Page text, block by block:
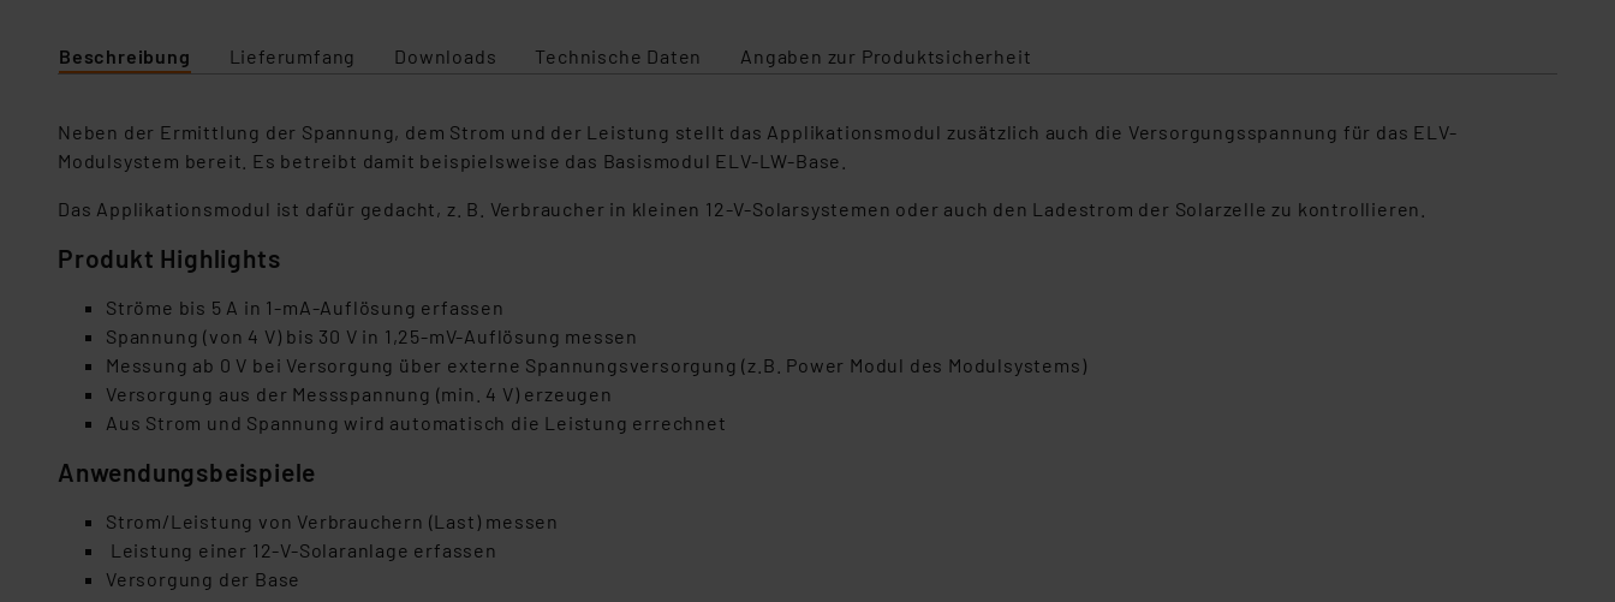
Beschreibung Lieferumfang Downloads Technische Daten Angaben zur Produktsicherheit
Neben der Ermittlung der Spannung, dem Strom und der Leistung stellt das Applikationsmodul zusätzlich auch die Versorgungsspannung für das ELV-
Modulsystem bereit. Es betreibt damit beispielsweise das Basismodul ELV-LW-Base.
Das Applikationsmodul ist dafür gedacht, z. B. Verbraucher in kleinen 12-V-Solarsystemen oder auch den Ladestrom der Solarzelle zu kontrollieren.
Produkt Highlights
Ströme bis 5 A in 1-mA-Auflösung erfassen
Spannung (von 4 V) bis 30 V in 1,25-mV-Auflösung messen
Messung ab 0 V bei Versorgung über externe Spannungsversorgung (z.B. Power Modul des Modulsystems)
Versorgung aus der Messspannung (min. 4 V) erzeugen
Aus Strom und Spannung wird automatisch die Leistung errechnet
Anwendungsbeispiele
Strom/Leistung von Verbrauchern (Last) messen
Leistung einer 12-V-Solaranlage erfassen
Versorgung der Base